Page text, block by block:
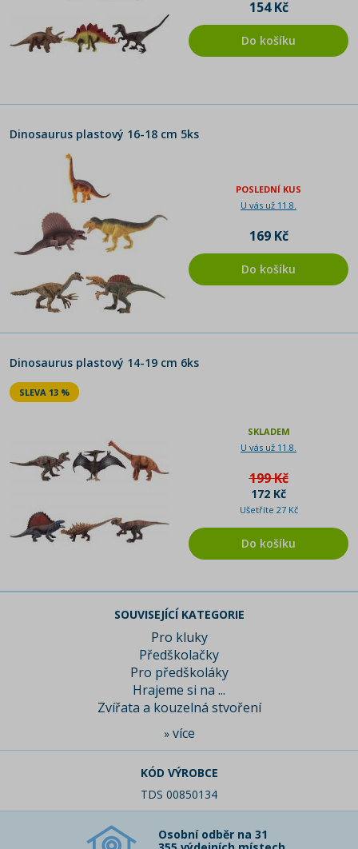
154 Kč
Do košíku
Dinosaurus plastový 16-18 cm 5ks
POSLEDNÍ KUS
U vás už 11.8.
169 Kč
Do košíku
Dinosaurus plastový 14-19 cm 6ks
SLEVA 13 %
SKLADEM
U vás už 11.8.
199 Kč
172 Kč
Ušetříte 27 Kč
Do košíku
SOUVISEJÍCÍ KATEGORIE
Pro kluky
Předškolačky
Pro předškoláky
Hrajeme si na ...
Zvířata a kouzelná stvoření
» více
KÓD VÝROBCE
TDS 00850134
Osobní odběr na 31